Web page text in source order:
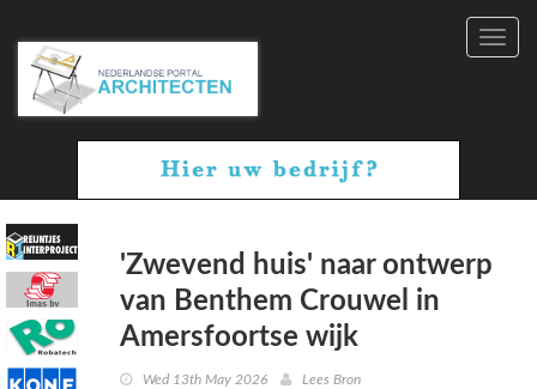
'Zwevend huis' naar ontwerp
van Benthem Crouwel in
Amersfoortse wijk
Wed 13th May 2026 Lees Bron